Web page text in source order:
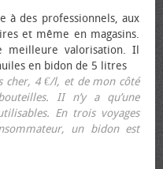
à des professionnels, aux
et même en magasins.
meilleure valorisation. Il
en bidon de 5 litres
cher, 4 €/l, et de mon côté
II n’y a qu’une
En trois voyages
un bidon est